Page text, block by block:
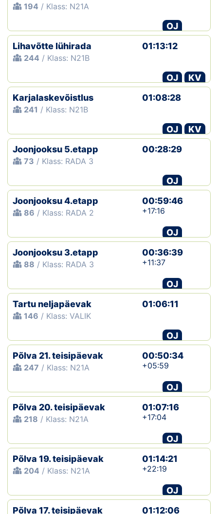
194 / Klass: N21A
OJ
Lihavõtte lühirada
244 / Klass: N21B
01:13:12
OJ
KV
Karjalaskevõistlus
241 / Klass: N21B
01:08:28
OJ
KV
Joonjooksu 5.etapp
73 / Klass: RADA 3
00:28:29
OJ
Joonjooksu 4.etapp
86 / Klass: RADA 2
00:59:46
+17:16
OJ
Joonjooksu 3.etapp
88 / Klass: RADA 3
00:36:39
+11:37
OJ
Tartu neljapäevak
146 / Klass: VALIK
01:06:11
OJ
Põlva 21. teisipäevak
247 / Klass: N21A
00:50:34
+05:59
OJ
Põlva 20. teisipäevak
218 / Klass: N21A
01:07:16
+17:04
OJ
Põlva 19. teisipäevak
204 / Klass: N21A
01:14:21
+22:19
OJ
Põlva 17. teisipäevak
01:12:06